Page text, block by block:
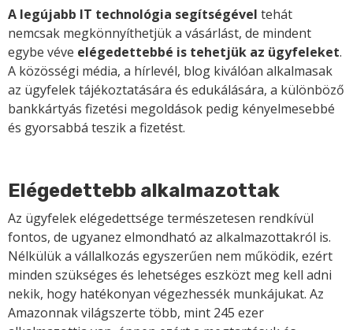
A legújabb IT technológia segítségével tehát
nemcsak megkönnyíthetjük a vásárlást, de mindent
egybe véve elégedettebbé is tehetjük az ügyfeleket.
A közösségi média, a hírlevél, blog kiválóan alkalmasak
az ügyfelek tájékoztatására és edukálására, a különböző
bankkártyás fizetési megoldások pedig kényelmesebbé
és gyorsabbá teszik a fizetést.
Elégedettebb alkalmazottak
Az ügyfelek elégedettsége természetesen rendkívül
fontos, de ugyanez elmondható az alkalmazottakról is.
Nélkülük a vállalkozás egyszerűen nem működik, ezért
minden szükséges és lehetséges eszközt meg kell adni
nekik, hogy hatékonyan végezhessék munkájukat. Az
Amazonnak világszerte több, mint 245 ezer